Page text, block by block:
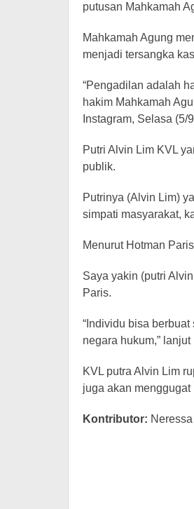
putusan Mahkamah
Mahkamah Agung
menjadi tersangka
“Pengadilan adalah
hakim Mahkamah
Instagram, Selasa (5/
Putri Alvin Lim KVL
publik.
Putrinya (Alvin Lim)
simpati masyarakat,
Menurut Hotman
Saya yakin (putri
Paris.
“Individu bisa
negara hukum,”
KVL putra Alvin Lim
juga akan
Kontributor: